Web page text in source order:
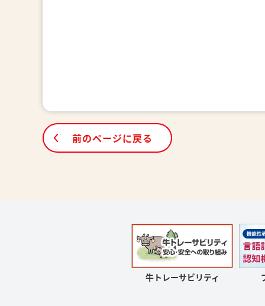
前のページに戻る
牛トレーサビリティ